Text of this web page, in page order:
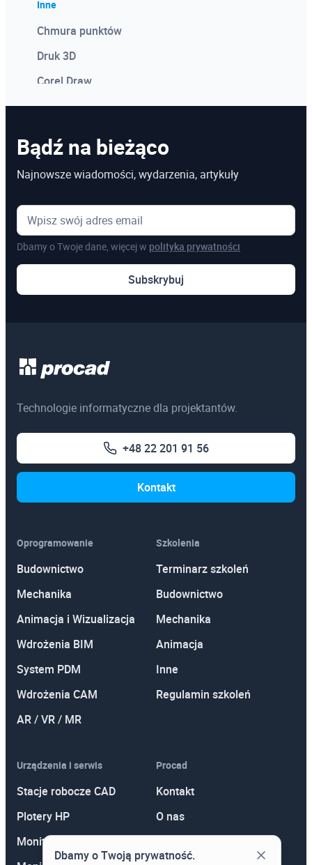
Inne
Chmura punktów
Druk 3D
Corel Draw
Photoshop
Microsoft Project
Kosztorysowanie w programie Norma
Microsoft Excel
Pozostałe
Szkolenia online
Egzaminy certyfikacyjne
3ds Max
Autodesk Revit Architecture
Bądź na bieżąco
Najnowsze wiadomości, wydarzenia, artykuły
Dbamy o Twoje dane, więcej w polityka prywatności
Subskrybuj
Technologie informatyczne dla projektantów.
+48 22 201 91 56
Kontakt
Oprogramowanie
Budownictwo
Mechanika
Animacja i Wizualizacja
Wdrożenia BIM
System PDM
Wdrożenia CAM
AR / VR / MR
Szkolenia
Terminarz szkoleń
Budownictwo
Mechanika
Animacja
Inne
Regulamin szkoleń
Urządzenia i serwis
Stacje robocze CAD
Plotery HP
Monitory
Procad
Kontakt
O nas
Polityka prywatności
Dbamy o Twoją prywatność.